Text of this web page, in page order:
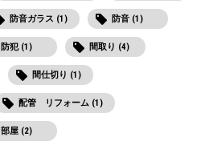
防音ガラス (1) 防音 (1)
防犯 (1) 間取り (4)
間仕切り (1)
配管 リフォーム (1)
部屋 (2)